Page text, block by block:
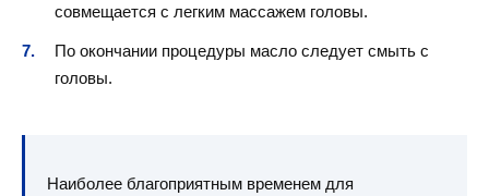
совмещается с легким массажем головы.
По окончании процедуры масло следует смыть с
головы.
Наиболее благоприятным временем для